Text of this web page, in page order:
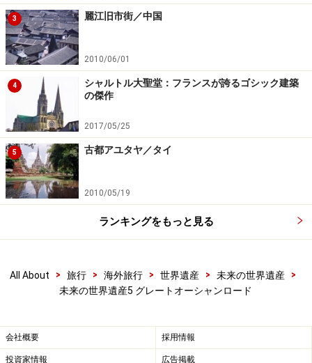
3 麗江旧市街／中国
2010/06/01
4
シャルトル大聖堂：フランスが誇るゴシック建築
の傑作
2017/05/25
5 古都アユタヤ／タイ
2010/05/19
ランキングをもっと見る
All About > 旅行 > 海外旅行 > 世界遺産 > 未来の世界遺産
>
未来の世界遺産5 グレートオーシャンロード
会社概要 採用情報
投資家情報 広告掲載